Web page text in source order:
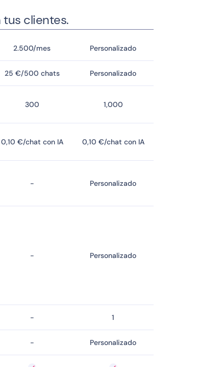
tus clientes.
2.500/mes Personalizado
25 €/500 chats Personalizado
300 1,000
0,10 €/chat con IA 0,10 €/chat con IA
- Personalizado
- Personalizado
- 1
- Personalizado